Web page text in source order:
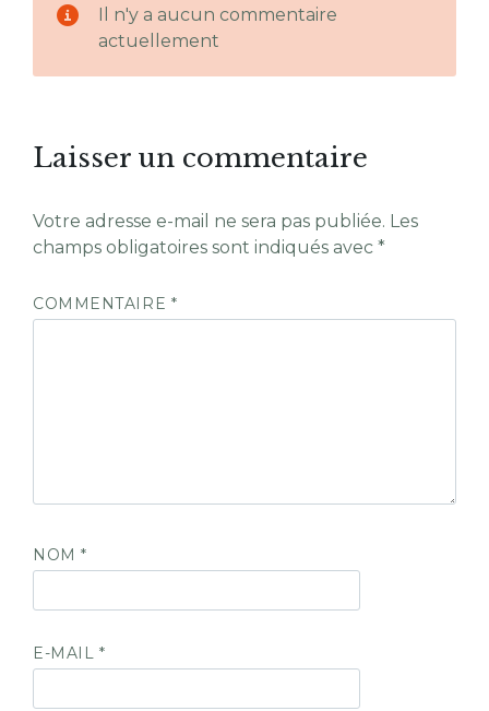
Il n'y a aucun commentaire
actuellement
Laisser un commentaire
Votre adresse e-mail ne sera pas publiée. Les
champs obligatoires sont indiqués avec *
COMMENTAIRE *
NOM*
E-MAIL *